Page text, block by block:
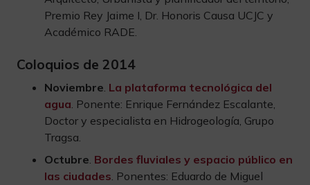
Premio Rey Jaime I, Dr. Honoris Causa UCJC y
Académico RADE.
Coloquios de 2014
Noviembre. La plataforma tecnológica del
agua. Ponente: Enrique Fernández Escalante,
Doctor y especialista en Hidrogeología, Grupo
Tragsa.
Octubre. Bordes fluviales y espacio público en
las ciudades. Ponentes: Eduardo de Miguel